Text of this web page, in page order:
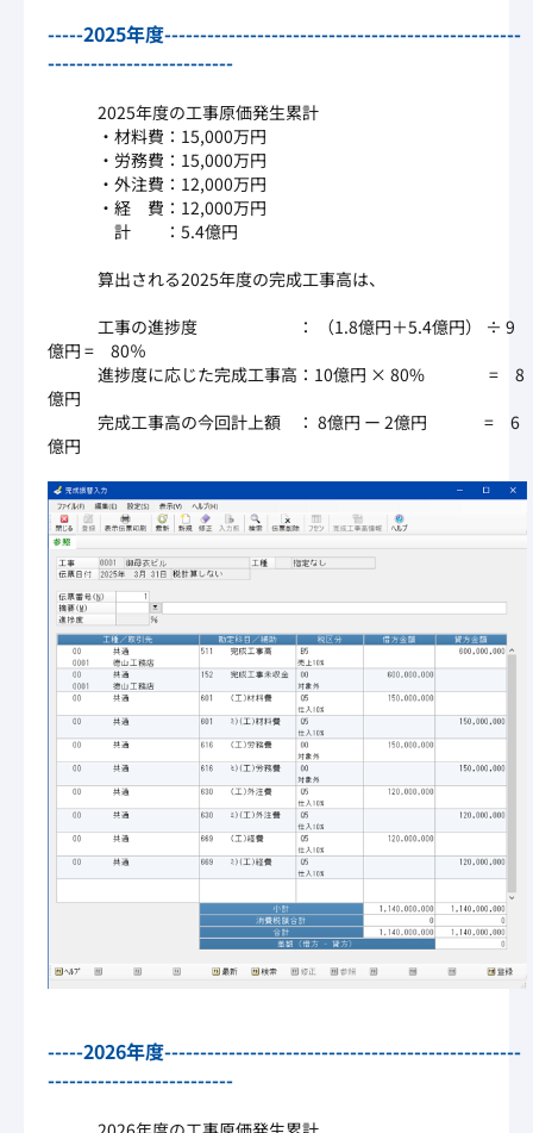
-----2025年度--------------------------------------------------
--------------------------
2025年度の工事原価発生累計
・材料費：15,000万円
・労務費：15,000万円
・外注費：12,000万円
・経 費：12,000万円
計 ：5.4億円
算出される2025年度の完成工事高は、
工事の進捗度 ： （1.8億円＋5.4億円） ÷ 9
億円 = 80％
進捗度に応じた完成工事高：10億円 × 80% = 8
億円
完成工事高の今回計上額 ： 8億円 ー 2億円 = 6
億円
-----2026年度--------------------------------------------------
--------------------------